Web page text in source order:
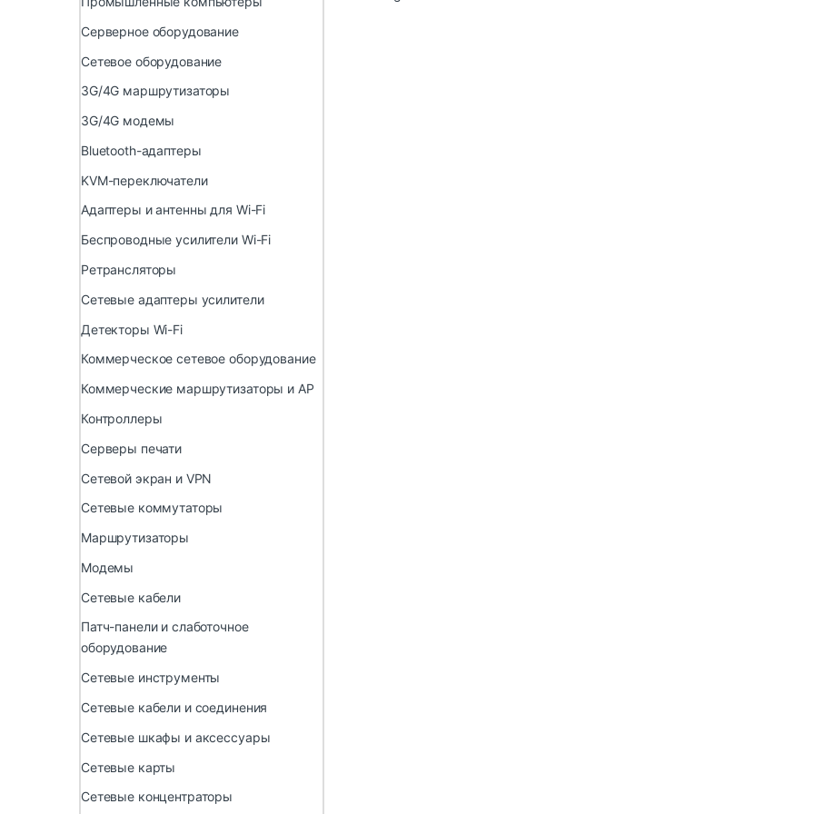
Серверное оборудование
Сетевое оборудование
3G/4G маршрутизаторы
3G/4G модемы
Bluetooth-адаптеры
KVM-переключатели
Адаптеры и антенны для Wi-Fi
Беспроводные усилители Wi-Fi
Ретрансляторы
Сетевые адаптеры усилители
Детекторы Wi-Fi
Коммерческое сетевое оборудование
Коммерческие маршрутизаторы и AP
Контроллеры
Серверы печати
Сетевой экран и VPN
Сетевые коммутаторы
Маршрутизаторы
Модемы
Сетевые кабели
Патч-панели и слаботочное
оборудование
Сетевые инструменты
Сетевые кабели и соединения
Сетевые шкафы и аксессуары
Сетевые карты
Сетевые концентраторы